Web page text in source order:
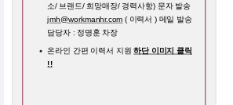
소/ 브랜드/ 희망매장/ 경력사항) 문자 발송
jmh@workmanhr.com ( 이력서 ) 메일 발송
담당자 : 정명훈 차장
온라인 간편 이력서 지원하단 이미지 클릭
!!